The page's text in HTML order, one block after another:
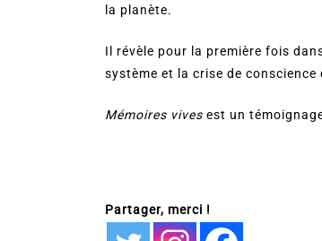
la planète.
Il révèle pour la première fois
système et la crise de
Mémoires vives est un
Partager, merci !